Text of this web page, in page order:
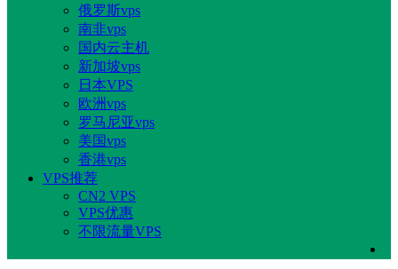
俄罗斯vps
南非vps
国内云主机
新加坡vps
日本VPS
欧洲vps
罗马尼亚vps
美国vps
香港vps
VPS推荐
CN2 VPS
VPS优惠
不限流量VPS